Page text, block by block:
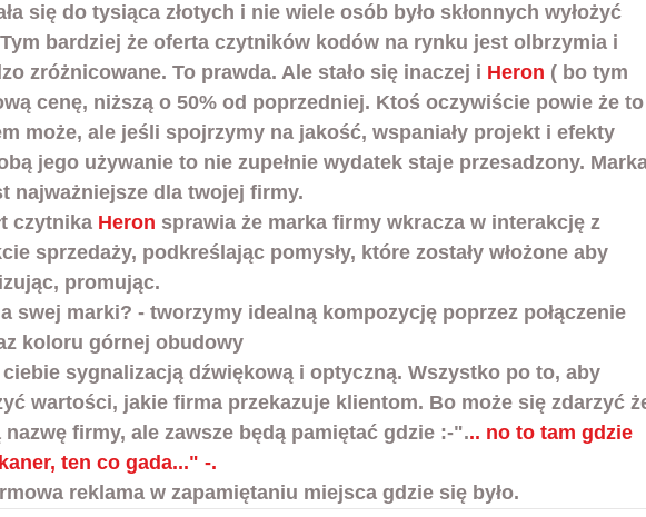
się do tysiąca złotych i nie wiele osób było skłonnych wyłożyć
bardziej że oferta czytników kodów na rynku jest olbrzymia i
zróżnicowane. To prawda. Ale stało się inaczej i Heron ( bo tym
cenę, niższą o 50% od poprzedniej. Ktoś oczywiście powie że
może, ale jeśli spojrzymy na jakość, wspaniały projekt i efekty
jego używanie to nie zupełnie wydatek staje przesadzony.
najważniejsze dla twojej firmy.
czytnika Heron sprawia że marka firmy wkracza w interakcję z
sprzedaży, podkreślając pomysły, które zostały włożone aby
promując.
swej marki? - tworzymy idealną kompozycję poprzez połączenie
koloru górnej obudowy
sygnalizacją dźwiękową i optyczną. Wszystko po to, aby
wartości, jakie firma przekazuje klientom. Bo może się zdarzyć
firmy, ale zawsze będą pamiętać gdzie :-"... no to tam gdzie
ten co gada..." -.
reklama w zapamiętaniu miejsca gdzie się było.